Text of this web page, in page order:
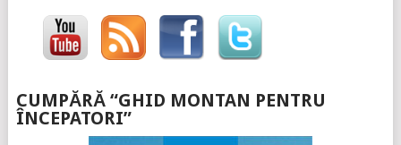
CUMPĂRĂ “GHID MONTAN PENTRU
ÎNCEPATORI”